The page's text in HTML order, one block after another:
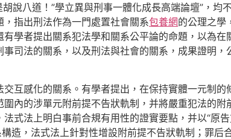
說八道！”學立異與刑事一體化成長高端論壇”，均
指出刑法作為一門處置社會關系包養網的公理之學
有學者提出關系犯法學和關系公平論的命題，以為
司法的關系，以及刑法與社會的關系，成果證明
互感化的關系。有學者提出，在保持實體一元制的
內的涉單元附前提不告狀軌制，并將嚴重犯法的附
式法上明白事前合規有用性的證實要點，并以“原
造，法式法上針對性增設附前提不告狀軌制；罪后